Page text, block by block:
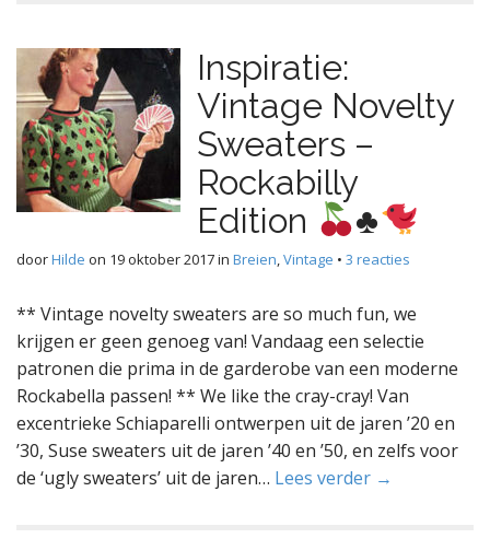
Inspiratie:
Vintage Novelty
Sweaters –
Rockabilly
Edition
♣️
doorHilde on 19 oktober 2017in Breien,Vintage • 3 reacties
** Vintage novelty sweaters are so much fun, we
krijgen er geen genoeg van! Vandaag een selectie
patronen die prima in de garderobe van een moderne
Rockabella passen! ** We like the cray-cray! Van
excentrieke Schiaparelli ontwerpen uit de jaren ’20 en
’30, Suse sweaters uit de jaren ’40 en ’50, en zelfs voor
de ‘ugly sweaters’ uit de jaren… Lees verder →